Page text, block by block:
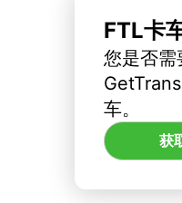
FTL卡
您是否需
车。
获